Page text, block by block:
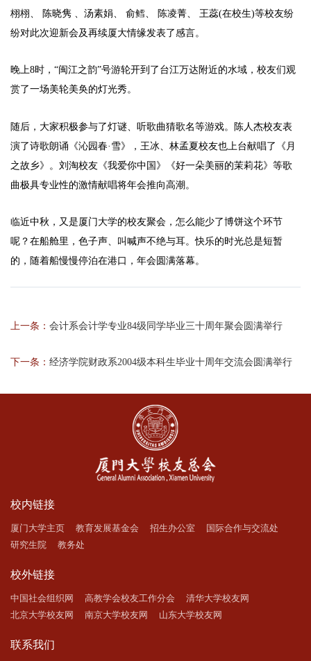
栩栩、 陈晓隽 、汤素娟、 俞鳕、 陈凌菁、 王蕊(在校生)等校友纷
纷对此次迎新会及再续厦大情缘发表了感言。
晚上8时，“闽江之韵”号游轮开到了台江万达附近的水域，校友们观
赏了一场美轮美奂的灯光秀。
随后，大家积极参与了灯谜、听歌曲猜歌名等游戏。陈人杰校友表
演了诗歌朗诵《沁园春·雪》，王冰、林孟夏校友也上台献唱了《月
之故乡》。刘淘校友《我爱你中国》《好一朵美丽的茉莉花》等歌
曲极具专业性的激情献唱将年会推向高潮。
临近中秋，又是厦门大学的校友聚会，怎么能少了博饼这个环节
呢？在船舱里，色子声、叫喊声不绝与耳。快乐的时光总是短暂
的，随着船慢慢停泊在港口，年会圆满落幕。
上一条： 会计系会计学专业84级同学毕业三十周年聚会圆满举行
下一条： 经济学院财政系2004级本科生毕业十周年交流会圆满举行
校内链接
厦门大学主页 教育发展基金会 招生办公室
国际合作与交流处
研究生院
教务处
校外链接
中国社会组织网 高教学会校友工作分会
清华大学校友网
北京大学校友网
南京大学校友网 山东大学校友网
联系我们